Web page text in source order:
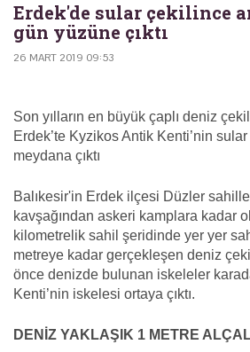
Erdek'de sular çekilince
gün yüzüne çıktı
26 MART 2019 09:53
Son yılların en büyük çaplı deniz
Erdek’te Kyzikos Antik Kenti’nin
meydana çıktı
Balıkesir'in Erdek ilçesi Düzler
kavşağından askeri kamplara kadar
kilometrelik sahil şeridinde yer yer
metreye kadar gerçekleşen deniz
önce denizde bulunan iskeleler
Kenti’nin iskelesi ortaya çıktı.
DENİZ YAKLAŞIK 1 METRE